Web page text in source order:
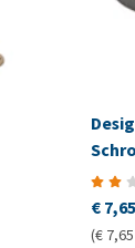
€ 7,65
(€